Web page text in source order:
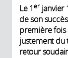
Le 1erjanvier
de son
première fois
justement du
retour